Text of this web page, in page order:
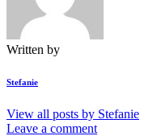
Written by
Stefanie
View all posts by Stefanie
Leave a comment